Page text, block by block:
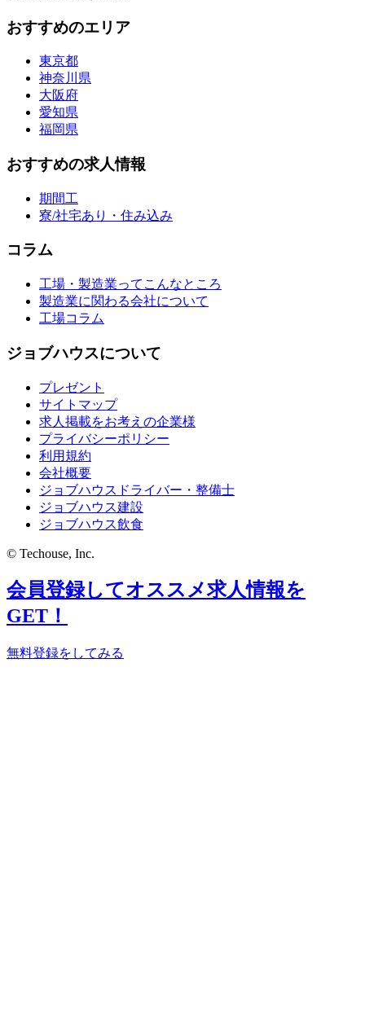
おすすめのエリア
東京都
神奈川県
大阪府
愛知県
福岡県
おすすめの求人情報
期間工
寮/社宅あり・住み込み
コラム
工場・製造業ってこんなところ
製造業に関わる会社について
工場コラム
ジョブハウスについて
プレゼント
サイトマップ
求人掲載をお考えの企業様
プライバシーポリシー
利用規約
会社概要
ジョブハウスドライバー・整備士
ジョブハウス建設
ジョブハウス飲食
© Techouse, Inc.
会員登録してオススメ求人情報を
GET！
無料登録をしてみる